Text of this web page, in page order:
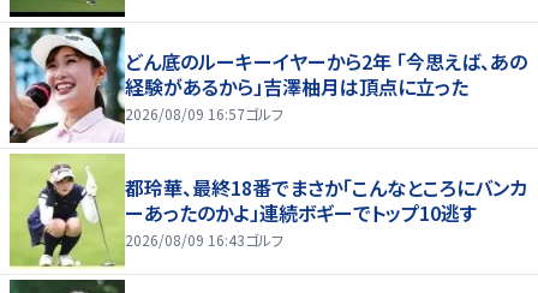
どん底のルーキーイヤーから2年 「今思えば、あの
経験があるから」吉澤柚月は頂点に立った
2026/08/09 16:57ゴルフ
都玲華、最終18番でまさか「こんなところにバンカ
ーあったのかよ」連続ボギーでトップ10逃す
2026/08/09 16:43ゴルフ